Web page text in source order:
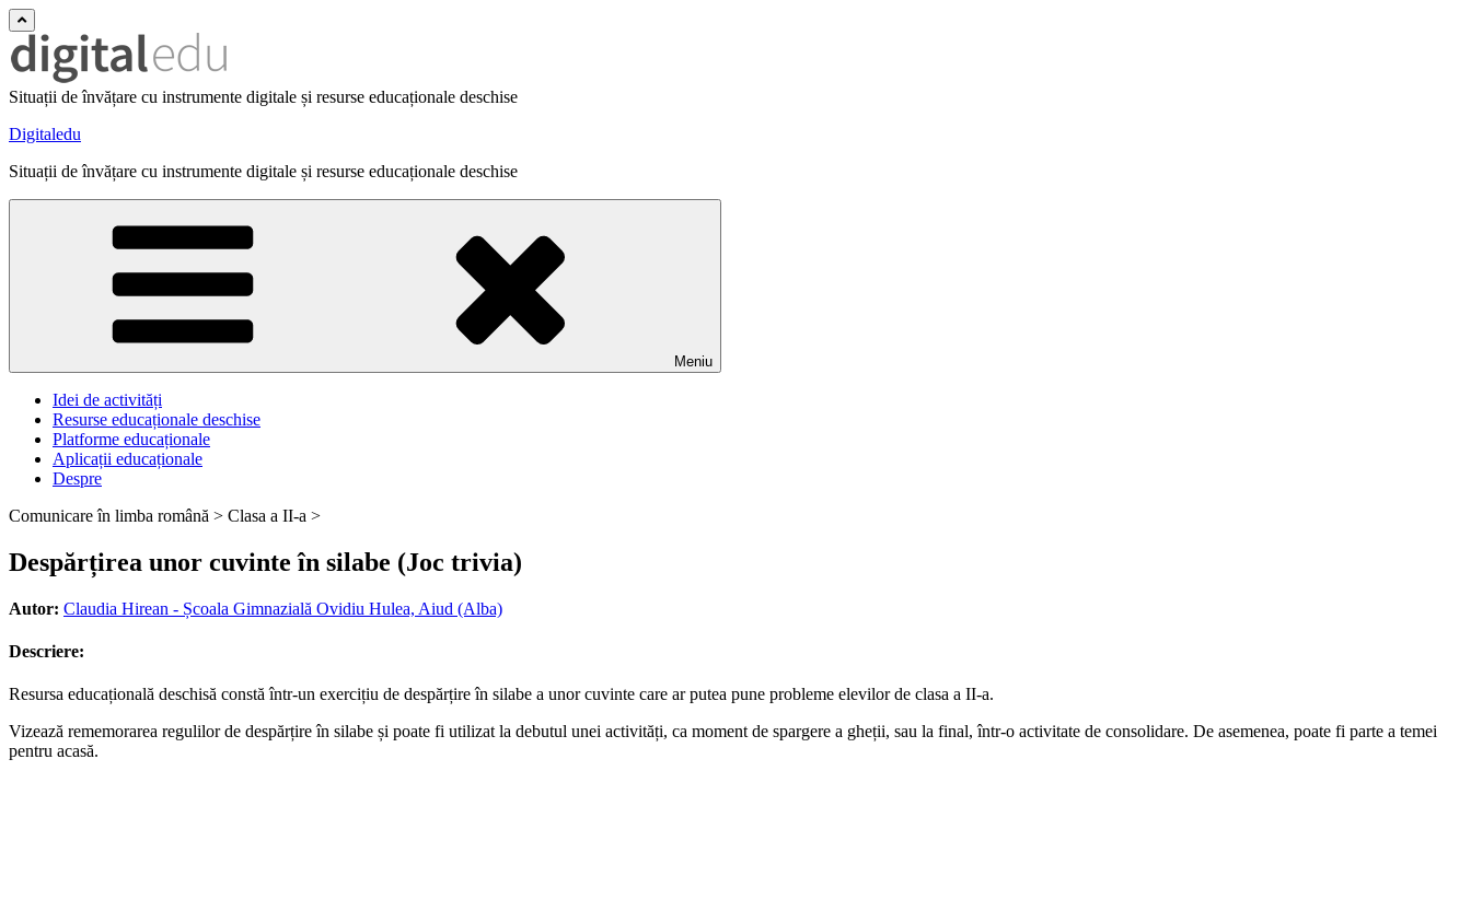
Situații de învățare cu instrumente digitale și resurse educaționale deschise
Digitaledu
Situații de învățare cu instrumente digitale și resurse educaționale deschise
Meniu
Idei de activități
Resurse educaționale deschise
Platforme educaționale
Aplicații educaționale
Despre
Comunicare în limba română > Clasa a II-a >
Despărțirea unor cuvinte în silabe (Joc trivia)
Autor: Claudia Hirean - Școala Gimnazială Ovidiu Hulea, Aiud (Alba)
Descriere:
Resursa educațională deschisă constă într-un exercițiu de despărțire în silabe a unor cuvinte care ar putea pune probleme elevilor de clasa a II-a.
Vizează rememorarea regulilor de despărțire în silabe și poate fi utilizat la debutul unei activități, ca moment de spargere a gheții, sau la final, într-o activitate de consolidare. De asemenea, poate fi parte a temei
pentru acasă.